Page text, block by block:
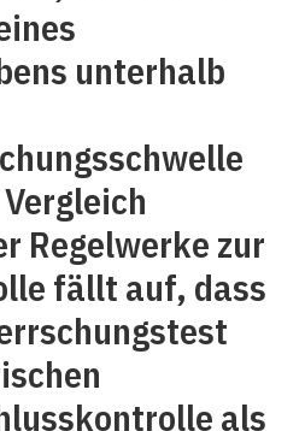
unterhalb
Regelwerke zur
fällt auf, dass
als